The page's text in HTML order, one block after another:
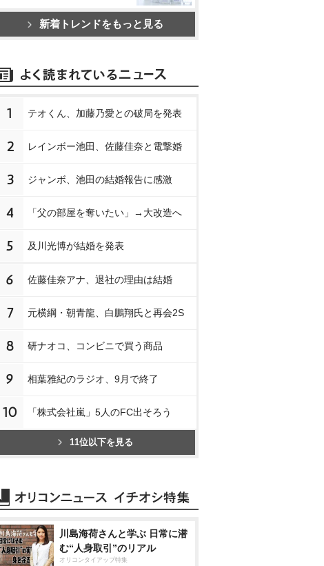
新着トレンドをもっと見る
1 テオくん、加藤乃愛との破局を発表
2 レインボー池田、佐藤佳奈と電撃婚
3 ジャンボ、池田の結婚報告に感激
4 「父の部屋を奪いたい」→大改造へ
5 及川光博が結婚を発表
6 佐藤佳奈アナ、退社の理由は結婚
7 元横綱・朝青龍、白鵬翔氏と再会2S
8 研ナオコ、コンビニで買う商品
9 相葉雅紀のラジオ、9月で終了
10 「株式会社嵐」5人のFC出そろう
11位以下を見る
川島海荷さんと学ぶ 日常に潜
む“人身取引”のリアル
オリコンタイアップ特集